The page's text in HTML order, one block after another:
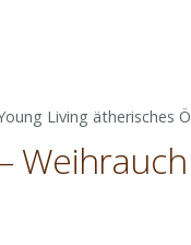
Living ätherisches
Weihrauch